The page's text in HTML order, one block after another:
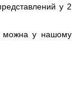
у 2
можна у нашому